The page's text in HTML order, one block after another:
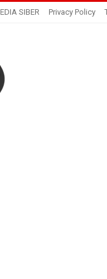
SIBER Privacy Policy